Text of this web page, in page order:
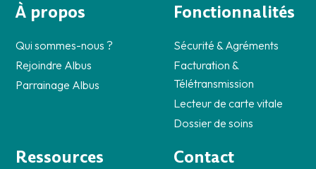
À propos
Qui sommes-nous ?
Rejoindre Albus
Parrainage Albus
Fonctionnalités
Sécurité & Agréments
Facturation &
Télétransmission
Lecteur de carte vitale
Dossier de soins
Ressources Contact